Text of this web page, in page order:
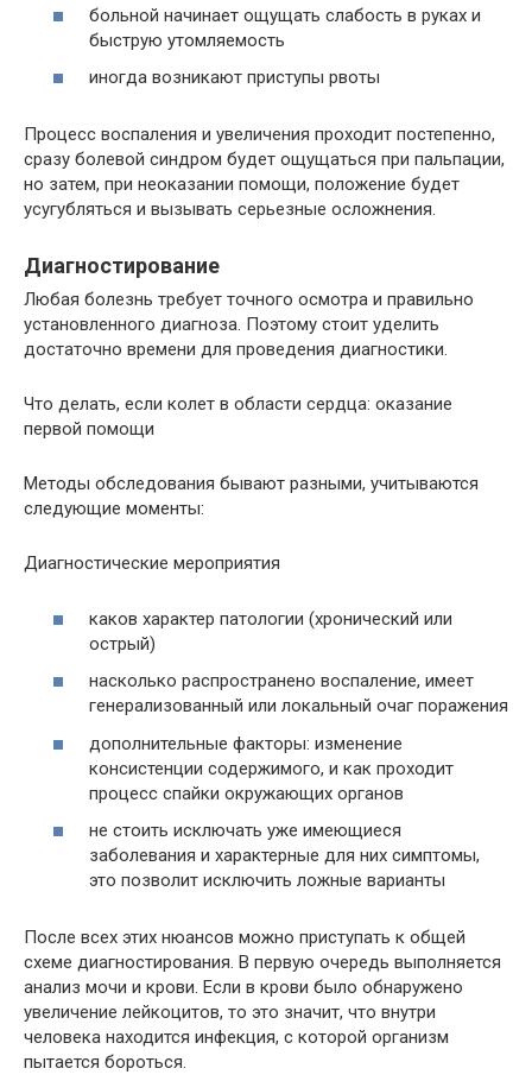
больной начинает ощущать слабость в руках и
быструю утомляемость
иногда возникают приступы рвоты
Процесс воспаления и увеличения проходит постепенно,
сразу болевой синдром будет ощущаться при пальпации,
но затем, при неоказании помощи, положение будет
усугубляться и вызывать серьезные осложнения.
Диагностирование
Любая болезнь требует точного осмотра и правильно
установленного диагноза. Поэтому стоит уделить
достаточно времени для проведения диагностики.
Что делать, если колет в области сердца: оказание
первой помощи
Методы обследования бывают разными, учитываются
следующие моменты:
Диагностические мероприятия
каков характер патологии (хронический или
острый)
насколько распространено воспаление, имеет
генерализованный или локальный очаг поражения
дополнительные факторы: изменение
консистенции содержимого, и как проходит
процесс спайки окружающих органов
не стоить исключать уже имеющиеся
заболевания и характерные для них симптомы,
это позволит исключить ложные варианты
После всех этих нюансов можно приступать к общей
схеме диагностирования. В первую очередь выполняется
анализ мочи и крови. Если в крови было обнаружено
увеличение лейкоцитов, то это значит, что внутри
человека находится инфекция, с которой организм
пытается бороться.